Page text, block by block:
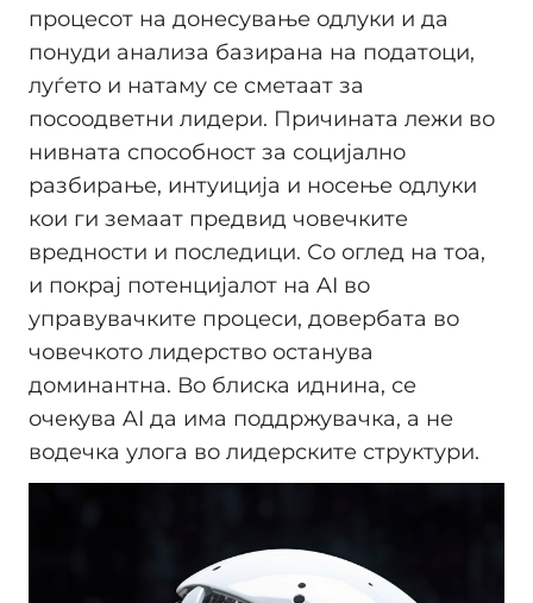
процесот на донесување одлуки и да
понуди анализа базирана на податоци,
луѓето и натаму се сметаат за
посоодветни лидери. Причината лежи во
нивната способност за социјално
разбирање, интуиција и носење одлуки
кои ги земаат предвид човечките
вредности и последици. Со оглед на тоа,
и покрај потенцијалот на AI во
управувачките процеси, довербата во
човечкото лидерство останува
доминантна. Во блиска иднина, се
очекува AI да има поддржувачка, а не
водечка улога во лидерските структури.